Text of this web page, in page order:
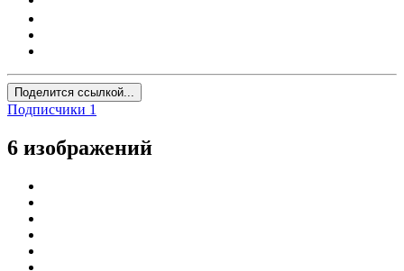
Поделится ссылкой...
Подписчики 1
6 изображений